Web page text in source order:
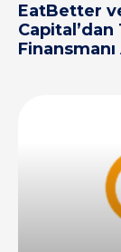
EatBetter
Finansmanı